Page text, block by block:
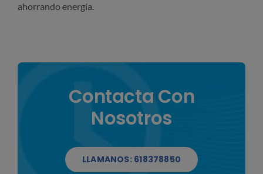
ahorrando energía.
Contacta Con
Nosotros
LLAMANOS: 618378850